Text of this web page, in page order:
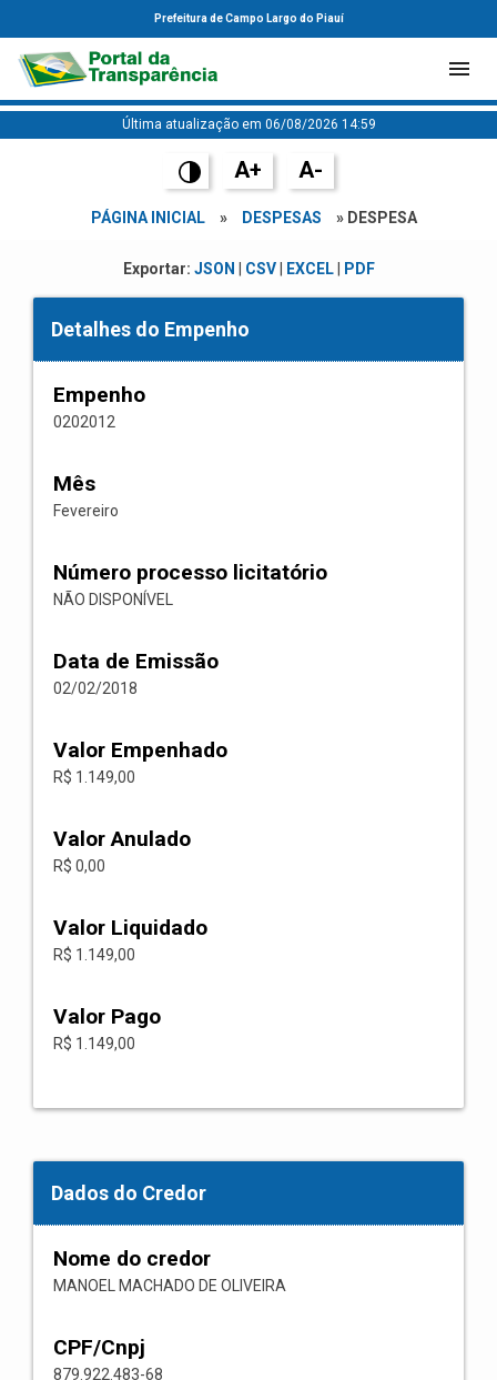
Prefeitura de Campo Largo do Piauí
Última atualização em 06/08/2026 14:59
A+ A-
PÁGINA INICIAL » DESPESAS » DESPESA
Exportar: JSON CSV| EXCEL| PDF
Detalhes do Empenho
Empenho
0202012
Mês
Fevereiro
Número processo licitatório
NÃO DISPONÍVEL
Data de Emissão
02/02/2018
Valor Empenhado
R$ 1.149,00
Valor Anulado
R$ 0,00
Valor Liquidado
R$ 1.149,00
Valor Pago
R$ 1.149,00
Dados do Credor
Nome do credor
MANOEL MACHADO DE OLIVEIRA
CPF/Cnpj
879.922.483-68